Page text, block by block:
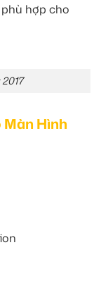
hợp cho
Màn Hình